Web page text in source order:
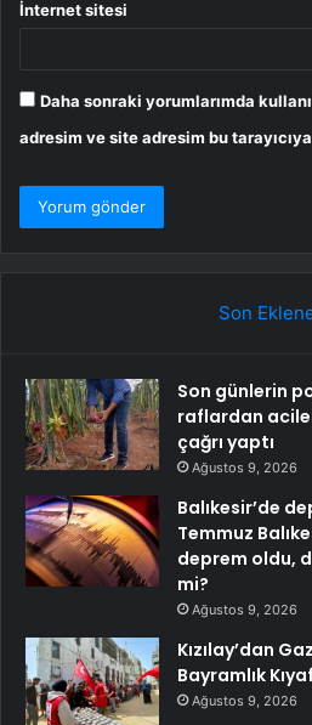
İnternet sitesi
Daha sonraki yorumlarımda
adresim ve site adresim bu
Son
Son günlerin
raflardan
çağrı yaptı
Ağustos 9, 2026
Balıkesir’de
Temmuz
deprem oldu,
mi?
Ağustos 9, 2026
Kızılay’dan
Bayramlık
Ağustos 9, 2026